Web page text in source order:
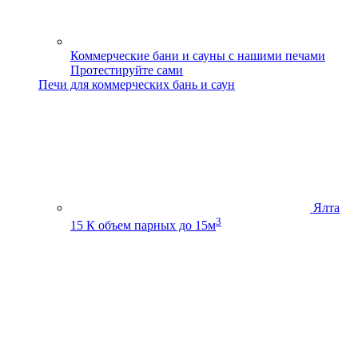
Коммерческие бани и сауны с нашими печами
Протестируйте сами
Печи для коммерческих бань и саун
Ялта
15 К объем парных до 15м3